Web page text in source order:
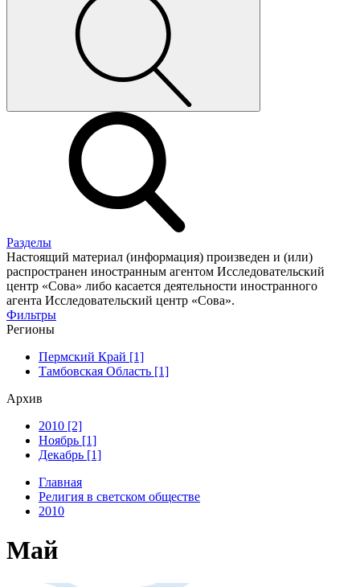
Разделы
Настоящий материал (информация) произведен и (или)
распространен иностранным агентом Исследовательский
центр «Сова» либо касается деятельности иностранного
агента Исследовательский центр «Сова».
Фильтры
Регионы
Пермский Край [1]
Тамбовская Область [1]
Архив
2010 [2]
Ноябрь [1]
Декабрь [1]
Главная
Религия в светском обществе
2010
Май